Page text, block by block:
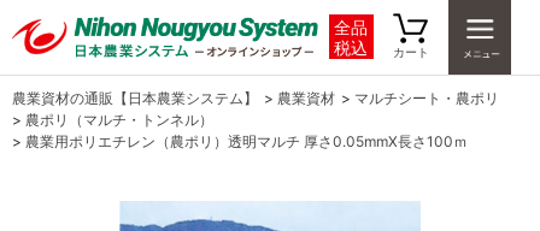
全品
税込
カート
農業資材の通販【日本農業システム】 > 農業資材 > マルチシート・農ポリ
> 農ポリ（マルチ・トンネル）
> 農業用ポリエチレン（農ポリ）透明マルチ 厚さ0.05mmX長さ100ｍ